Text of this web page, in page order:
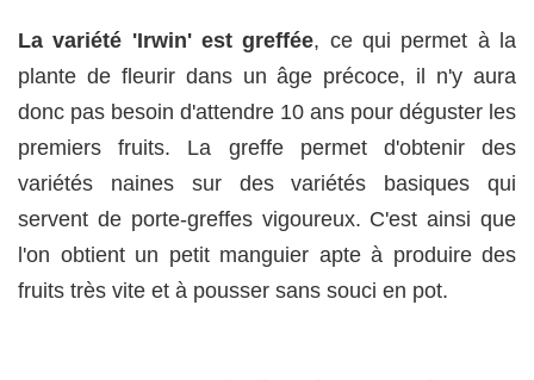
La variété 'Irwin' est greffée, ce qui permet à la
plante de fleurir dans un âge précoce, il n'y aura
donc pas besoin d'attendre 10 ans pour déguster les
premiers fruits. La greffe permet d'obtenir des
variétés naines sur des variétés basiques qui
servent de porte-greffes vigoureux. C'est ainsi que
l'on obtient un petit manguier apte à produire des
fruits très vite et à pousser sans souci en pot.